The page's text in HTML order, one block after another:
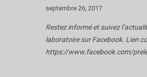
septembre 26, 2017
Restez informé et suivez
laboratoire sur Facebook. Lien
https://www.facebook.com/